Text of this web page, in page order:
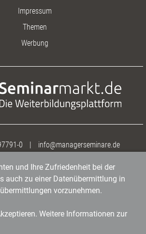
Impressum
Themen
Werbung
0 | info@managerseminare.de
und Ihre Zufriedenheit bei der
auch zu einer Datenübermittlung in
vorzunehmen.
Weitere Informationen zur